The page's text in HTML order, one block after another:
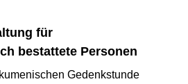
für
bestattete Personen
Gedenkstunde